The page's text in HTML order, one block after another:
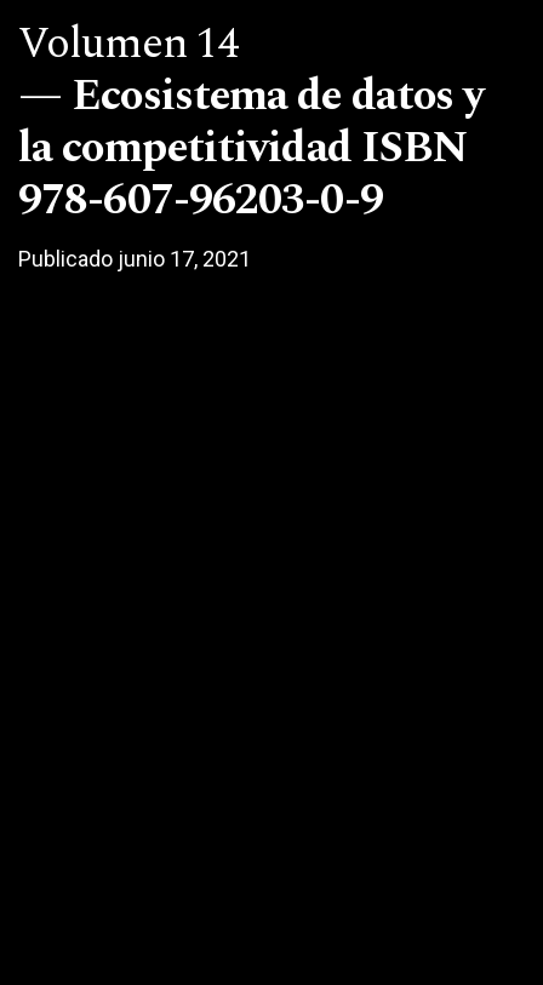
Volumen 14
Ecosistema de datos y
la competitividad ISBN
978-607-96203-0-9
Publicado junio 17, 2021